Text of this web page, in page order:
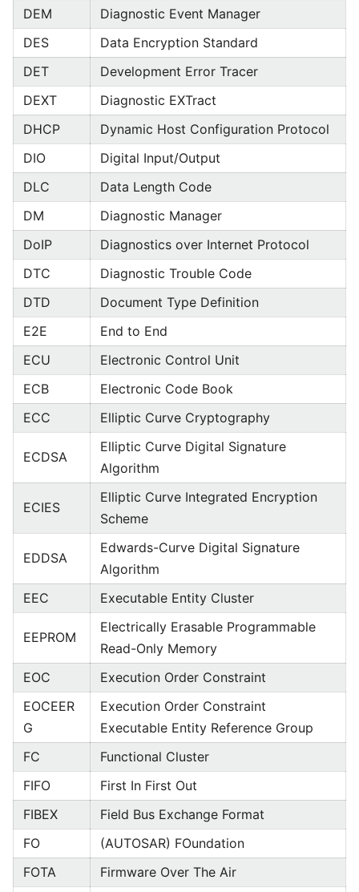
DEM
Diagnostic Event Manager
DES
Data Encryption Standard
DET
Development Error Tracer
DEXT
Diagnostic EXTract
DHCP
Dynamic Host Configuration Protocol
DIO
Digital Input/Output
DLC
Data Length Code
DM
Diagnostic Manager
DoIP
Diagnostics over Internet Protocol
DTC
Diagnostic Trouble Code
DTD
Document Type Definition
E2E
End to End
ECU
Electronic Control Unit
ECB
Electronic Code Book
ECC
Elliptic Curve Cryptography
ECDSA
Elliptic Curve Digital Signature
Algorithm
ECIES
Elliptic Curve Integrated Encryption
Scheme
EDDSA
Edwards-Curve Digital Signature
Algorithm
EEC
Executable Entity Cluster
EEPROM
Electrically Erasable Programmable
Read-Only Memory
EOC
Execution Order Constraint
EOCEER
G
Execution Order Constraint
Executable Entity Reference Group
FC
Functional Cluster
FIFO
First In First Out
FIBEX
Field Bus Exchange Format
FO
(AUTOSAR) FOundation
FOTA
Firmware Over The Air